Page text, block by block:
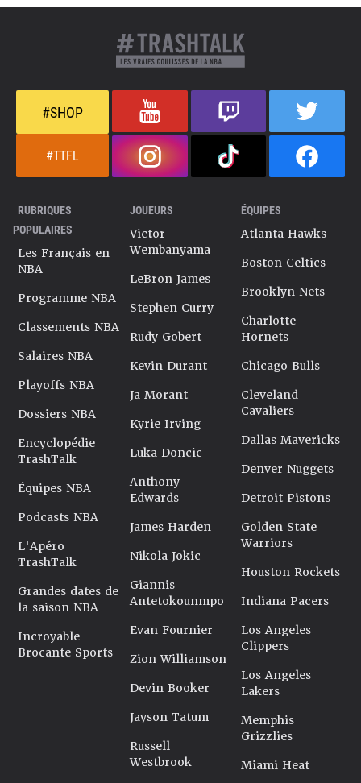
#SHOP
#TTFL
RUBRIQUES
POPULAIRES
Les Français en
NBA
Programme NBA
Classements NBA
Salaires NBA
Playoffs NBA
Dossiers NBA
Encyclopédie
TrashTalk
Équipes NBA
Podcasts NBA
L'Apéro
TrashTalk
Grandes dates de
la saison NBA
Incroyable
Brocante Sports
JOUEURS
Victor
Wembanyama
LeBron James
Stephen Curry
Rudy Gobert
Kevin Durant
Ja Morant
Kyrie Irving
Luka Doncic
Anthony
Edwards
James Harden
Nikola Jokic
Giannis
Antetokounmpo
Evan Fournier
Zion Williamson
Devin Booker
Jayson Tatum
Russell
Westbrook
ÉQUIPES
Atlanta Hawks
Boston Celtics
Brooklyn Nets
Charlotte
Hornets
Chicago Bulls
Cleveland
Cavaliers
Dallas Mavericks
Denver Nuggets
Detroit Pistons
Golden State
Warriors
Houston Rockets
Indiana Pacers
Los Angeles
Clippers
Los Angeles
Lakers
Memphis
Grizzlies
Miami Heat